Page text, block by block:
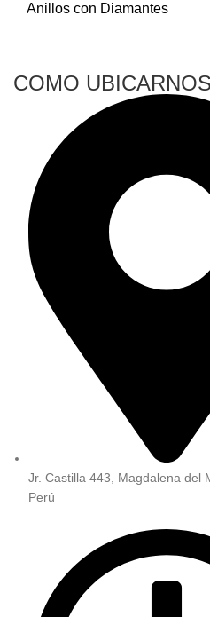
Anillos con Diamantes
COMO UBICARNOS
Jr. Castilla 443, Magdalena del
Perú